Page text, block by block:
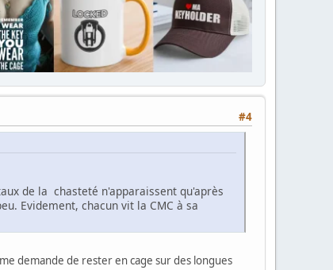
#4
de la chasteté n'apparaissent qu'après
Evidement, chacun vit la CMC à sa
demande de rester en cage sur des longues